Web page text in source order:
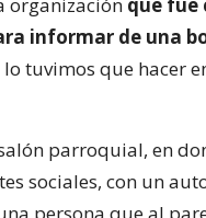
informar de una
lo tuvimos que hacer
parroquial, en
sociales, con un
persona que al